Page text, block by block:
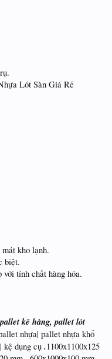
Lót Sàn Giá Rẻ
kho lạnh.
biệt.
tính chất hàng hóa.
kê hàng, pallet lót
nhựa| pallet nhựa khổ
kệ dụng cụ .1100x1100x125